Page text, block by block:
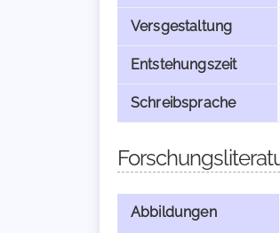
Versgestaltung
Entstehungszeit
Schreibsprache
Abbildungen